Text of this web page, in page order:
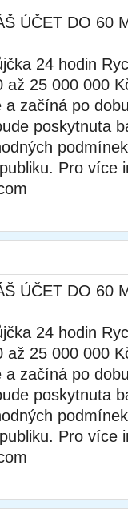
ÚČET DO 60
24 hodin
až 25 000 000
a začíná po
poskytnuta
Pro více
ÚČET DO 60
24 hodin
až 25 000 000
a začíná po
poskytnuta
Pro více